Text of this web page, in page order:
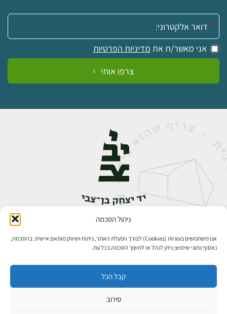
ניהול הסכמה
אנו משתמשים בעוגיות (Cookies) לצורך הפעלת האתר, ניתוח ושיווק מותאם אישית. בהסכמה,
נאסוף נתוני שימוש; ניתן לנהל או למשוך הסכמה בכל עת.
קבל הכל
סירוב
אימייל:
אני מאשר/ת את מדיניות הפרטיות
צרפו אותי
אבן גבירול 14, רחביה, ירושלים